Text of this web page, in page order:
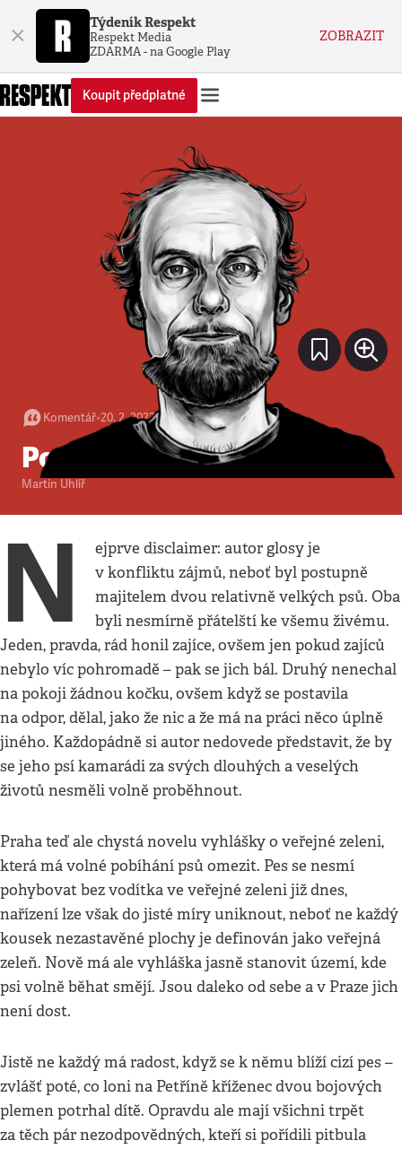
× Týdeník Respekt
Respekt Media
ZDARMA - na Google Play
ZOBRAZIT
Koupit předplatné
Komentář•20. 2. 2022•2 minuty
Pozor, hodný pes
Martin Uhlíř
N
ejprve disclaimer: autor glosy je
v konfliktu zájmů, neboť byl postupně
majitelem dvou relativně velkých psů. Oba
byli nesmírně přátelští ke všemu živému.
Jeden, pravda, rád honil zajíce, ovšem jen pokud zajíců
nebylo víc pohromadě – pak se jich bál. Druhý nenechal
na pokoji žádnou kočku, ovšem když se postavila
na odpor, dělal, jako že nic a že má na práci něco úplně
jiného. Každopádně si autor nedovede představit, že by
se jeho psí kamarádi za svých dlouhých a veselých
životů nesměli volně proběhnout.
Praha teď ale chystá novelu vyhlášky o veřejné zeleni,
která má volné pobíhání psů omezit. Pes se nesmí
pohybovat bez vodítka ve veřejné zeleni již dnes,
nařízení lze však do jisté míry uniknout, neboť ne každý
kousek nezastavěné plochy je definován jako veřejná
zeleň. Nově má ale vyhláška jasně stanovit území, kde
psi volně běhat smějí. Jsou daleko od sebe a v Praze jich
není dost.
Jistě ne každý má radost, když se k němu blíží cizí pes –
zvlášť poté, co loni na Petříně kříženec dvou bojových
plemen potrhal dítě. Opravdu ale mají všichni trpět
za těch pár nezodpovědných, kteří si pořídili pitbula